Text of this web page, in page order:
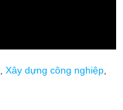
Xây dựng công nghiệp